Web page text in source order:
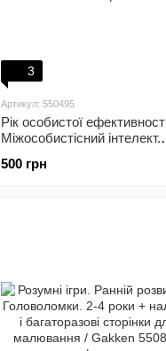
3
Артикул: 550495
Рік особистої
Міжособистісний інтелект.
500 грн